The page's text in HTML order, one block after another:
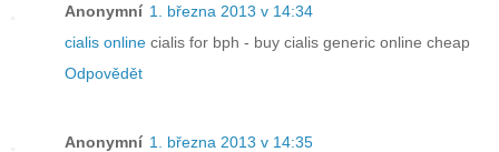
Anonymní 1. března 2013 v 14:34
cialis online cialis for bph - buy cialis generic online cheap
Odpovědět
Anonymní 1. března 2013 v 14:35